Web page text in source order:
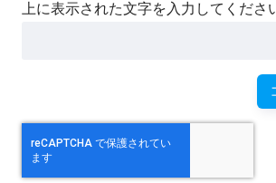
上に表示された文字を入力してくださ